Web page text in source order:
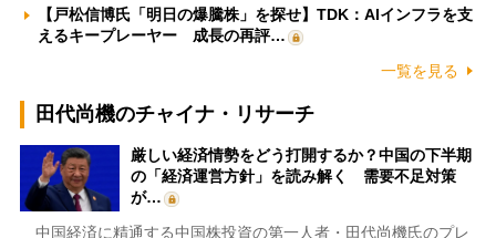
【戸松信博氏「明日の爆騰株」を探せ】TDK：AIインフラを支
えるキープレーヤー 成長の再評…
一覧を見る
田代尚機のチャイナ・リサーチ
厳しい経済情勢をどう打開するか？中国の下半期
の「経済運営方針」を読み解く 需要不足対策
が…
中国経済に精通する中国株投資の第一人者・田代尚機氏のプレ